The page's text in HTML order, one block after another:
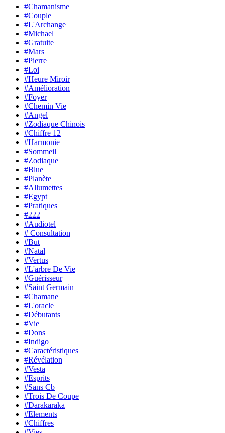
#Chamanisme
#Couple
#L'Archange
#Michael
#Gratuite
#Mars
#Pierre
#Loi
#Heure Miroir
#Amélioration
#Foyer
#Chemin Vie
#Angel
#Zodiaque Chinois
#Chiffre 12
#Harmonie
#Sommeil
#Zodiaque
#Blue
#Planète
#Allumettes
#Egypt
#Pratiques
#222
#Audiotel
# Consultation
#But
#Natal
#Vertus
#L'arbre De Vie
#Guérisseur
#Saint Germain
#Chamane
#L'oracle
#Débutants
#Vie
#Dons
#Indigo
#Caractéristiques
#Révélation
#Vesta
#Esprits
#Sans Cb
#Trois De Coupe
#Darakaraka
#Elements
#Chiffres